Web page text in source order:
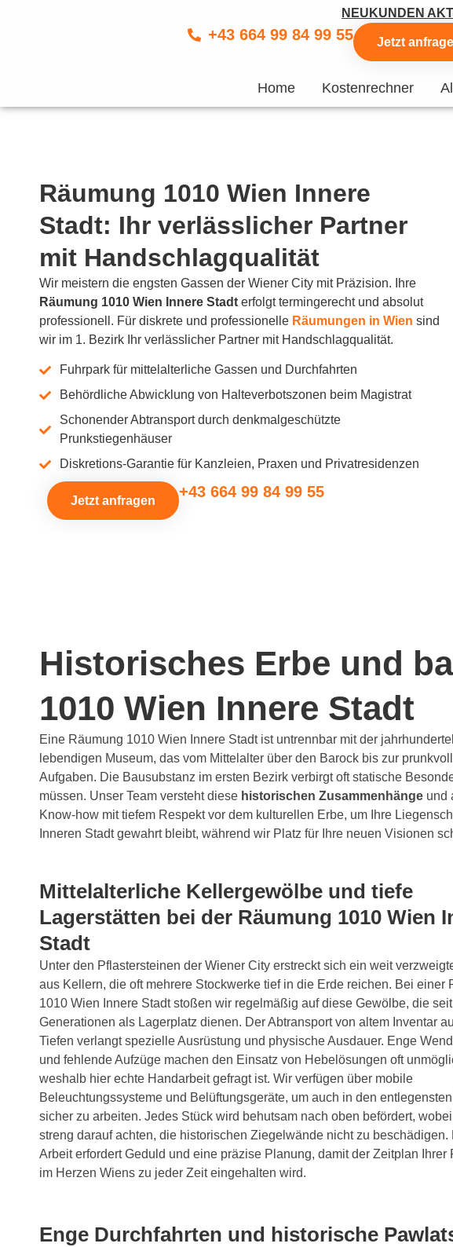
NEUKUNDEN
+43 664 99 84 99 55 Jetzt
Home Kostenrechner
Räumung 1010 Wien Innere
Stadt: Ihr verlässlicher Partner
mit Handschlagqualität
Wir meistern die engsten Gassen der Wiener City mit Präzision. Ihre
Räumung 1010 Wien Innere Stadt erfolgt termingerecht und absolut
professionell. Für diskrete und professionelle Räumungen in Wien sind
wir im 1. Bezirk Ihr verlässlicher Partner mit Handschlagqualität.
Fuhrpark für mittelalterliche Gassen und Durchfahrten
Behördliche Abwicklung von Halteverbotszonen beim Magistrat
Schonender Abtransport durch denkmalgeschützte
Prunkstiegenhäuser
Diskretions-Garantie für Kanzleien, Praxen und Privatresidenzen
Jetzt anfragen
+43 664 99 84 99 55
Historisches Erbe und
1010 Wien Innere Stadt
Eine Räumung 1010 Wien Innere Stadt ist untrennbar mit der
lebendigen Museum, das vom Mittelalter über den Barock bis zur
Aufgaben. Die Bausubstanz im ersten Bezirk verbirgt oft statische
müssen. Unser Team versteht diese historischen Zusammenhänge und
Know-how mit tiefem Respekt vor dem kulturellen Erbe, um Ihre
Inneren Stadt gewahrt bleibt, während wir Platz für Ihre neuen Visionen
Mittelalterliche Kellergewölbe und tiefe
Lagerstätten bei der Räumung 1010 Wien
Stadt
Unter den Pflastersteinen der Wiener City erstreckt sich ein weit
aus Kellern, die oft mehrere Stockwerke tief in die Erde reichen. Bei einer
1010 Wien Innere Stadt stoßen wir regelmäßig auf diese Gewölbe, die seit
Generationen als Lagerplatz dienen. Der Abtransport von altem Inventar
Tiefen verlangt spezielle Ausrüstung und physische Ausdauer. Enge
und fehlende Aufzüge machen den Einsatz von Hebelösungen oft
weshalb hier echte Handarbeit gefragt ist. Wir verfügen über mobile
Beleuchtungssysteme und Belüftungsgeräte, um auch in den
sicher zu arbeiten. Jedes Stück wird behutsam nach oben befördert,
streng darauf achten, die historischen Ziegelwände nicht zu beschädigen.
Arbeit erfordert Geduld und eine präzise Planung, damit der Zeitplan Ihrer
im Herzen Wiens zu jeder Zeit eingehalten wird.
Enge Durchfahrten und historische